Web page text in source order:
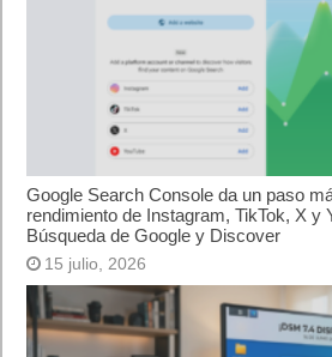
Google Search Console da un paso
rendimiento de Instagram, TikTok, X y
Búsqueda de Google y Discover
15 julio, 2026